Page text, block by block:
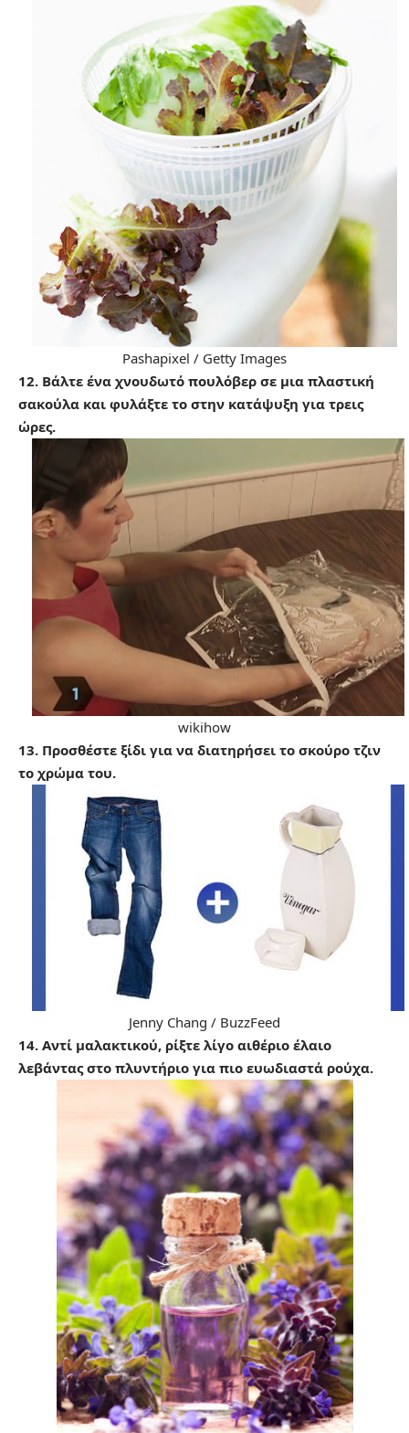
Pashapixel / Getty Images
12. Βάλτε ένα χνουδωτό πουλόβερ σε μια πλαστική
σακούλα και φυλάξτε το στην κατάψυξη για τρεις
ώρες.
wikihow
13. Προσθέστε ξίδι για να διατηρήσει το σκούρο τζιν
το χρώμα του.
Jenny Chang / BuzzFeed
14. Αντί μαλακτικού, ρίξτε λίγο αιθέριο έλαιο
λεβάντας στο πλυντήριο για πιο ευωδιαστά ρούχα.